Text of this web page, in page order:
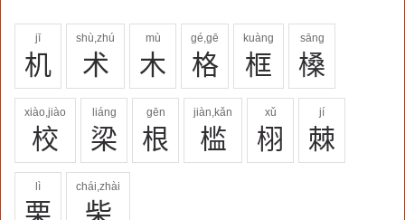
jī
机
shù,zhú
术
mù
木
gé,gē
格
kuàng
框
sāng
槡
xiào,jiào
校
liáng
梁
gēn
根
jiàn,kǎn
槛
xǔ
栩
jí
棘
lì
栗
chái,zhài
柴